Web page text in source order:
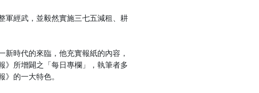
軍經武，並毅然實施三七五減租、耕
時代的來臨，他充實報紙的內容，
》所增闢之「每日專欄」，執筆者多
的一大特色。